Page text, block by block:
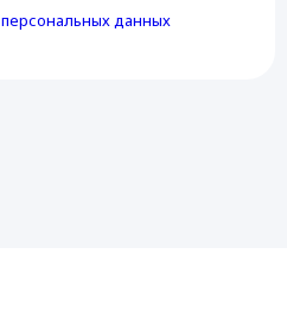
персональных данных